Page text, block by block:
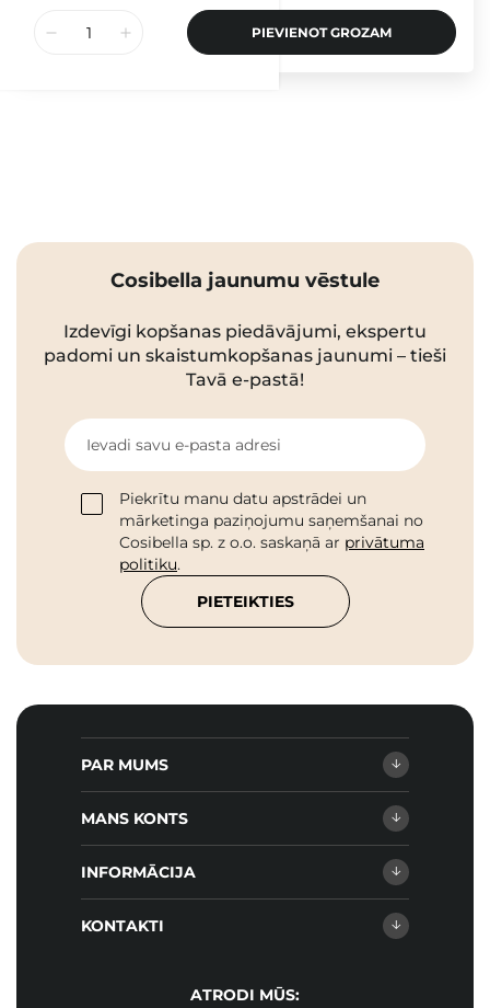
PIEVIENOT GROZAM
Cosibella jaunumu vēstule
Izdevīgi kopšanas piedāvājumi, ekspertu
padomi un skaistumkopšanas jaunumi – tieši
Tavā e-pastā!
Ievadi savu e-pasta adresi
Piekrītu manu datu apstrādei un
mārketinga paziņojumu saņemšanai no
Cosibella sp. z o.o. saskaņā ar privātuma
politiku.
PIETEIKTIES
PAR MUMS
MANS KONTS
INFORMĀCIJA
KONTAKTI
ATRODI MŪS: